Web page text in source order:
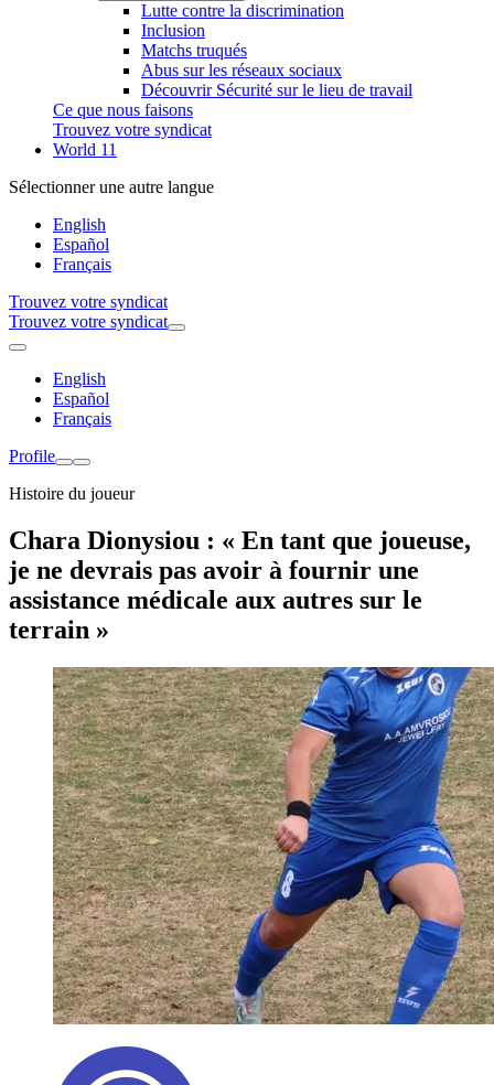
Lutte contre la discrimination
Inclusion
Matchs truqués
Abus sur les réseaux sociaux
Découvrir Sécurité sur le lieu de travail
Ce que nous faisons
Trouvez votre syndicat
World 11
Sélectionner une autre langue
English
Español
Français
Trouvez votre syndicat
Trouvez votre syndicat
English
Español
Français
Profile
Histoire du joueur
Chara Dionysiou : « En tant que joueuse,
je ne devrais pas avoir à fournir une
assistance médicale aux autres sur le
terrain »